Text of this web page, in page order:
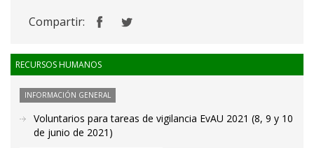
Compartir:
RECURSOS HUMANOS
INFORMACIÓN GENERAL
Voluntarios para tareas de vigilancia EvAU 2021 (8, 9 y 10
de junio de 2021)